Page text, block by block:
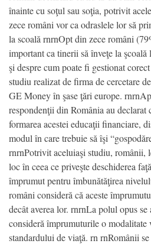
înainte cu soţul sau soţia, potrivit
zece români vor ca odraslele lor să
la scoală rnrnOpt din zece români
important ca tinerii să înveţe la şcoală
şi despre cum poate fi gestionat
studiu realizat de firma de cercetare
GE Money în şase ţări europe.
respondenţii din România au declarat
formarea acestei educaţii financiare,
modul în care trebuie să îşi
rnrnPotrivit aceluiaşi studiu, românii,
loc în ceea ce priveşte deschiderea
împrumut pentru îmbunătăţirea
români consideră că aceste
decât averea lor. rnrnLa polul opus
consideră împrumuturile o modalitate
standardului de viaţă. rn rnRomânii